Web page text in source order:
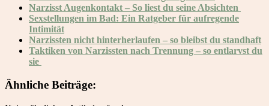
Narzisst Augenkontakt – So liest du seine Absichten
Sexstellungen im Bad: Ein Ratgeber für aufregende
Intimität
Narzissten nicht hinterherlaufen – so bleibst du standhaft
Taktiken von Narzissten nach Trennung – so entlarvst du
sie
Ähnliche Beiträge: